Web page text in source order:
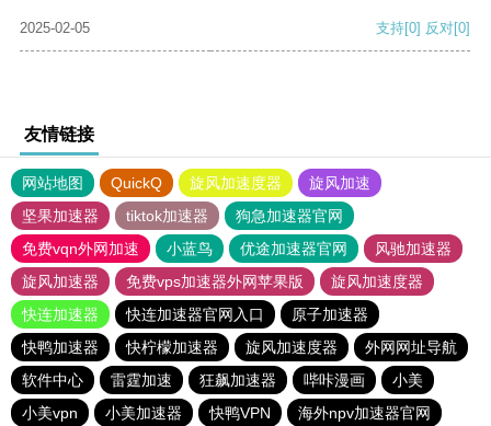
2025-02-05 支持[0] 反对[0]
友情链接
网站地图 QuickQ 旋风加速度器
旋风加速
坚果加速器
tiktok加速器
狗急加速器官网
免费vqn外网加速
小蓝鸟 优途加速器官网
风驰加速器
旋风加速器
免费vps加速器外网苹果版
旋风加速度器
快连加速器
快连加速器官网入口
原子加速器
快鸭加速器
快柠檬加速器 旋风加速度器
外网网址导航
软件中心
雷霆加速 狂飙加速器 哔咔漫画
小美
小美vpn
小美加速器 快鸭VPN 海外npv加速器官网